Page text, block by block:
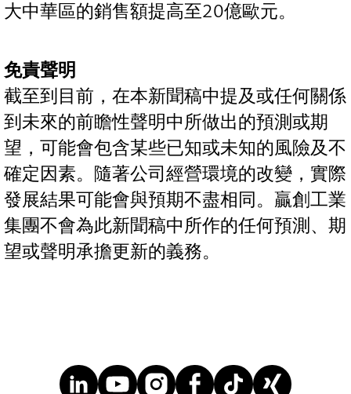
大中華區的銷售額提高至20億歐元。
免責聲明
截至到目前，在本新聞稿中提及或任何關係
到未來的前瞻性聲明中所做出的預測或期
望，可能會包含某些已知或未知的風險及不
確定因素。隨著公司經營環境的改變，實際
發展結果可能會與預期不盡相同。贏創工業
集團不會為此新聞稿中所作的任何預測、期
望或聲明承擔更新的義務。